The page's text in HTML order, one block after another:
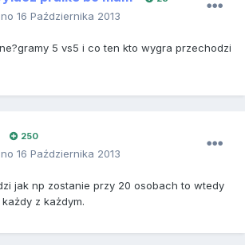
16 Października 2013
5 vs5 i co ten kto wygra przechodzi
250
16 Października 2013
jak np zostanie przy 20 osobach to wtedy
z każdym.